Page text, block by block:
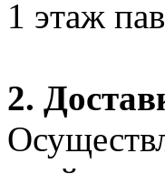
1 этаж
2.